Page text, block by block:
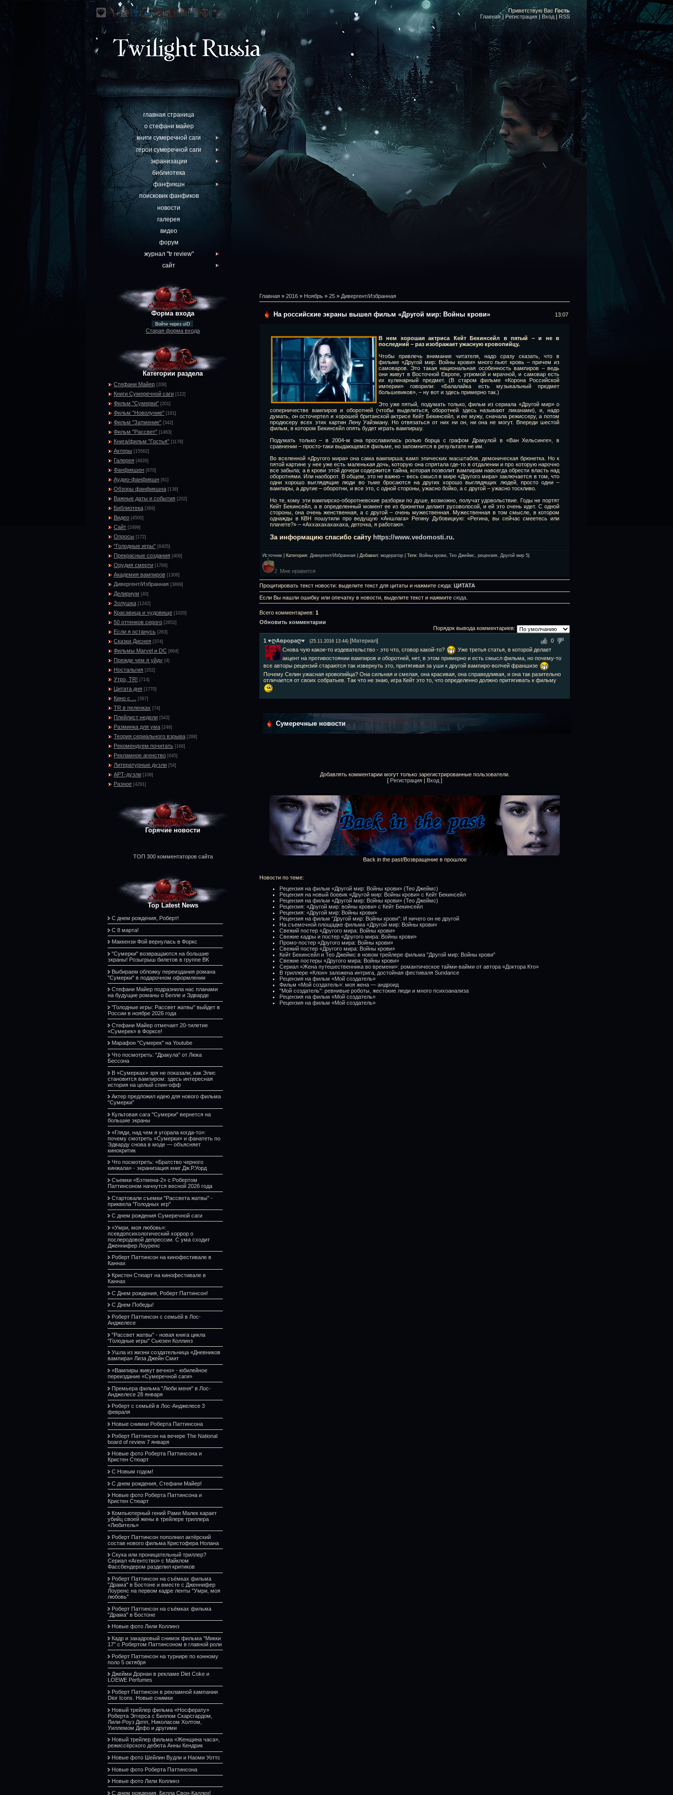
Приветствую Вас Гость
Главная|Регистрация | Вход | RSS
главная страница
о стефани майер
книги сумеречной саги
герои сумеречной саги
экранизации
библиотека
фанфикшн
поисковик фанфиков
новости
галерея
видео
форум
журнал "tr review"
сайт
Форма входа
Войти через uID
Старая форма входа
Категории раздела
Стефани Майер [208]
Книги Сумеречной саги [122]
Фильм "Сумерки" [201]
Фильм "Новолуние" [191]
Фильм "Затмение" [342]
Фильм "Рассвет" [1463]
Книга/фильм "Гостья" [1178]
Актеры [15562]
Галерея [4926]
Фанфикшен [670]
Аудио-фанфикшн [61]
Обзоры фанфикшна [138]
Важные даты и события [202]
Библиотека [369]
Видео [4500]
Сайт [2499]
Опросы [172]
"Голодные игры" [6405]
Прекрасные создания [409]
Орудия смерти [1769]
Академия вампиров [1306]
Дивергент/Избранная [3899]
Делириум [40]
Золушка [1242]
Красавица и чудовище [1020]
50 оттенков серого [2652]
Если я останусь [263]
Сказки Диснея [374]
Фильмы Marvel и DC [664]
Прежде чем я уйду [4]
Ностальгия [202]
Утро, TR! [714]
Цитата дня [1770]
Кино с ... [397]
TR в пеленках [74]
Плейлист недели [543]
Разминка для ума [248]
Теория сериального взрыва [288]
Рекомендуем почитать [166]
Рекламное агенство [645]
Литературные дуэли [54]
АРТ-дуэли [108]
Разное [4291]
Горячие новости
ТОП 300 комментаторов сайта
Top Latest News
С днем рождения, Роберт!
С 8 марта!
Маккензи Фой вернулась в Форкс
"Сумерки" возвращаются на большие
экраны! Розыгрыш билетов в группе ВК
Выбираем обложку переиздания романа
"Сумерки" в подарочном оформлении
Стефани Майер подразнила нас планами
на будущие романы о Белле и Эдварде
"Голодные игры: Рассвет жатвы" выйдет в
России в ноябре 2026 года
Стефани Майер отмечает 20-тилетие
«Сумерек» в Форксе!
Марафон "Сумерек" на Youtube
Что посмотреть: "Дракула" от Люка
Бессона
В «Сумерках» зря не показали, как Элис
становится вампиром: здесь интересная
история на целый спин-офф
Актер предложил идею для нового фильма
"Сумерки"
Культовая сага "Сумерки" вернется на
большие экраны
«Гляди, над чем я угорала когда-то»:
почему смотреть «Сумерки» и фанатеть по
Эдварду снова в моде — объясняет
кинокритик
Что посмотреть: «Братство черного
кинжала» - экранизация книг Дж.Р.Уорд
Съемки «Бэтмена-2» с Робертом
Паттинсоном начнутся весной 2026 года
Стартовали съемки "Рассвета жатвы" -
приквела "Голодных игр"
С днем рождения Сумеречной саги
«Умри, моя любовь»:
псевдопсихологический хоррор о
послеродовой депрессии. С ума сходит
Дженнифер Лоуренс
Роберт Паттинсон на кинофестивале в
Каннах
Кристен Стюарт на кинофестивале в
Каннах
С Днем рождения, Роберт Паттинсон!
С Днем Победы!
Роберт Паттинсон с семьёй в Лос-
Анджелесе
"Рассвет жатвы" - новая книга цикла
"Голодные игры" Сьюзен Коллинз
Ушла из жизни создательница «Дневников
вампира» Лиза Джейн Смит
«Вампиры живут вечно» - юбилейное
переиздание «Сумеречной саги»
Премьера фильма "Люби меня" в Лос-
Анджелесе 28 января
Роберт с семьёй в Лос-Анджелесе 3
февраля
Новые снимки Роберта Паттинсона
Роберт Паттинсон на вечере The National
board of review 7 января
Новые фото Роберта Паттинсона и
Кристен Стюарт
С Новым годом!
С днем рождения, Стефани Майер!
Новые фото Роберта Паттинсона и
Кристен Стюарт
Компьютерный гений Рами Малек карает
убийц своей жены в трейлере триллера
«Любитель»
Роберт Паттинсон пополнил актёрский
состав нового фильма Кристофера Нолана
Скука или проницательный триллер?
Сериал «Агентство» с Майклом
Фассбендером разделил критиков
Роберт Паттинсон на съёмках фильма
"Драма" в Бостоне и вместе с Дженнифер
Лоуренс на первом кадре ленты "Умри, моя
любовь"
Роберт Паттинсон на съёмках фильма
"Драма" в Бостоне
Новые фото Лили Коллинз
Кадр и закадровый снимок фильма "Микки
17" с Робертом Паттинсоном в главной роли
Роберт Паттинсон на турнире по конному
поло 5 октября
Джейми Дорнан в рекламе Diet Coke и
LOEWE Perfumes
Роберт Паттинсон в рекламной кампании
Dior Icons. Новые снимки
Новый трейлер фильма «Носферату»
Роберта Эггерса с Биллом Скарсгардом,
Лили-Роуз Депп, Николасом Холтом,
Уиллемом Дефо и другими
Новый трейлер фильма «Женщина часа»,
режиссёрского дебюта Анны Кендрик
Новые фото Шейлин Вудли и Наоми Уоттс
Новые фото Роберта Паттинсона
Новые фото Лили Коллинз
С днем рождения, Белла Свон-Каллен!
Главная » 2016 » Ноябрь » 25 » Дивергент/Избранная
На российские экраны вышел фильм «Другой мир: Войны крови» 13:07
В нем хорошая актриса Кейт Бекинсейл в пятый – и не в
последний – раз изображает ужасную кровопийцу.
Чтобы привлечь внимание читателя, надо сразу сказать, что в
фильме «Другой мир: Войны крови» много пьют кровь – причем из
самоваров. Это такая национальная особенность вампиров – ведь
они живут в Восточной Европе, угрюмой и мрачной, и самовар есть
их кулинарный предмет. (В старом фильме «Корона Российской
империи» говорили: «Балалайка есть музыкальный предмет
большевиков», – ну вот и здесь примерно так.)
Это уже пятый, подумать только, фильм из сериала «Другой мир» о
соперничестве вампиров и оборотней (чтобы выделиться, оборотней здесь называют ликанами), и, надо
думать, он осточертел и хорошей британской актрисе Кейт Бекинсейл, и ее мужу, сначала режиссеру, а потом
продюсеру всех этих картин Лену Уайзману. Но отвязаться от них ни он, ни она не могут. Впереди шестой
фильм, в котором Бекинсейл опять будет играть вампиршу.
Подумать только – в 2004-м она прославилась ролью борца с графом Дракулой в «Ван Хельсинге», в
сравнении – просто-таки выдающемся фильме, но запомнится в результате не им.
Во вселенной «Другого мира» она сама вампирша; вамп эпических масштабов, демоническая брюнетка. Но к
пятой картине у нее уже есть маленькая дочь, которую она спрятала где-то в отдалении и про которую нарочно
все забыла; а в крови этой дочери содержится тайна, которая позволит вампирам навсегда обрести власть над
оборотнями. Или наоборот. В общем, это не важно – весь смысл в мире «Другого мира» заключается в том, что
одни хорошо выглядящие люди во тьме бросаются на других хорошо выглядящих людей, просто одни –
вампиры, а другие – оборотни, и все это, с одной стороны, ужасно бойко, а с другой – ужасно тоскливо.
Но те, кому эти вампирско-оборотневские разборки по душе, возможно, получат удовольствие. Годы не портят
Кейт Бекинсейл, а в определенный момент ее из брюнетки делают русоволосой, и ей это очень идет. С одной
стороны, она очень женственная, а с другой – очень мужественная. Мужественная в том смысле, в котором
однажды в КВН пошутили про ведущую «Аншлага» Регину Дубовицкую: «Регина, вы сейчас смеетесь или
плачете?» – «Аххахахахахаха, деточка, я работаю».
За информацию спасибо сайту https://www.vedomosti.ru.
Источник Категория: Дивергент/Избранная Добавил: модератор Теги: Войны крови Тео Джеймс рецензия Другой мир 5
2 Мне нравится
Процитировать текст новости: выделите текст для цитаты и нажмите сюда: ЦИТАТА
Если Вы нашли ошибку или опечатку в новости, выделите текст и нажмите сюда
Всего комментариев: 1
Обновить комментарии
Порядок вывода комментариев:
0
1 ♥ღАврораღ♥ (25.11.2016 13:44) [Материал]
Снова чую какое-то издевательство - это что, сговор какой-то?
Уже третья статья, в которой делает
акцент на противостоянии вампиров и оборотней, нет, в этом примерно и есть смысл фильма, но почему-то
все авторы рецензий стараются так извернуть это, притягивая за уши к другой вампиро-волчей франшизе
Почему Селин ужасная кровопийца? Она сильная и смелая, она красивая, она справедливая, и она так разительно
отличается от своих собратьев. Так что не знаю, игра Кейт это то, что определенно должно притягивать к фильму
Сумеречные новости
Добавлять комментарии могут только зарегистрированные пользователи.
[ Регистрация | Вход ]
Back in the past/Возвращение в прошлое
Новости по теме:
Рецензия на фильм «Другой мир: Войны крови» (Тео Джеймс)
Рецензия на новый боевик «Другой мир: Войны крови» с Кейт Бекинсейл
Рецензия на фильм «Другой мир: Войны крови» (Тео Джеймс)
Рецензия: «Другой мир: войны крови» с Кейт Бекинсейл
Рецензия: «Другой мир: Войны крови»
Рецензия на фильм "Другой мир: Войны крови": И ничего он не другой
На съемочной площадке фильма «Другой мир: Войны крови»
Свежий постер «Другого мира: Войны крови»
Свежие кадры и постер «Другого мира: Войны крови»
Промо-постер «Другого мира: Войны крови»
Свежий постер «Другого мира: Войны крови»
Кейт Бекинсейл и Тео Джеймс в новом трейлере фильма "Другой мир: Войны крови"
Свежие постеры «Другого мира: Войны крови»
Сериал «Жена путешественника во времени»: романтическое тайми-вайми от автора «Доктора Кто»
В триллере «Клон» заложена интрига, достойная фестиваля Sundance
Рецензия на фильм «Мой создатель»
Фильм «Мой создатель»: моя жена — андроид
"Мой создатель": ревнивые роботы, жестокие люди и много психоанализа
Рецензия на фильм «Мой создатель»
Рецензия на фильм «Мой создатель»